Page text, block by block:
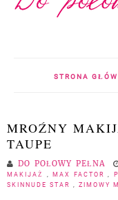
STRONA
MROŹNY
TAUPE
DO POŁOWY PEŁNA
MAKIJAŻ
MAX FACTOR
SKINNUDE STAR
ZIMOWY